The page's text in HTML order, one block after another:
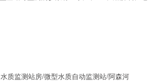
水质监测站房/微型水质自动监测站/阿森河